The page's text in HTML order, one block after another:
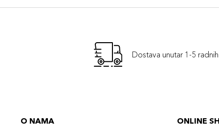
Dostava unutar 1-5
O NAMA ONLINE